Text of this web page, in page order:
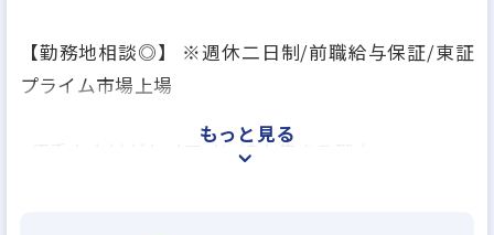
【勤務地相談◎】 ※週休二日制/前職給与保証/東証
プライム市場上場
<優秀な人材がケイアイに続々集まる理由>
もっと見る